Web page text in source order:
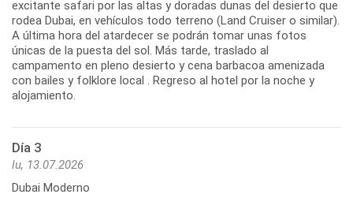
excitante safari por las altas y doradas dunas del desierto que
rodea Dubai, en vehículos todo terreno (Land Cruiser o similar).
A última hora del atardecer se podrán tomar unas fotos
únicas de la puesta del sol. Más tarde, traslado al
campamento en pleno desierto y cena barbacoa amenizada
con bailes y folklore local . Regreso al hotel por la noche y
alojamiento.
Día 3
lu, 13.07.2026
Dubai Moderno